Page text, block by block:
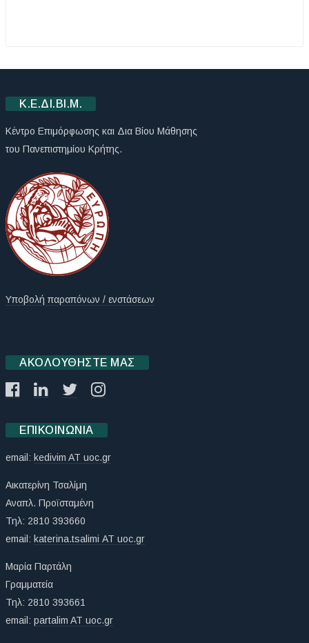
Κ.Ε.ΔΙ.ΒΙ.Μ.
Κέντρο Επιμόρφωσης και Δια Βίου Μάθησης
του Πανεπιστημίου Κρήτης.
Υποβολή παραπόνων / ενστάσεων
ΑΚΟΛΟΥΘΉΣΤΕ ΜΑΣ
ΕΠΙΚΟΙΝΩΝΊΑ
email: kedivim AT uoc.gr
Αικατερίνη Τσαλίμη
Αναπλ. Προϊσταμένη
Τηλ: 2810 393660
email: katerina.tsalimi ΑΤ uoc.gr
Μαρία Παρτάλη
Γραμματεία
Τηλ: 2810 393661
email: partalim AT uoc.gr